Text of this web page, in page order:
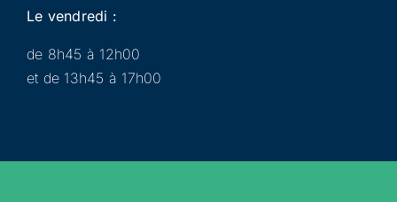
Le vendredi :
de 8h45 à 12h00
et de 13h45 à 17h00